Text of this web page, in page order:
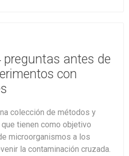
preguntas antes de
con
colección de métodos y
tienen como objetivo
microorganismos a los
la contaminación cruzada.